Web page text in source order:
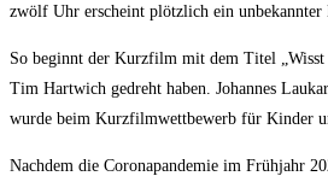
zwölf Uhr erscheint plötzlich ein unbekannter
So beginnt der Kurzfilm mit dem Titel
Tim Hartwich gedreht haben. Johannes
wurde beim Kurzfilmwettbewerb für Kinder
Nachdem die Coronapandemie im Frühjahr